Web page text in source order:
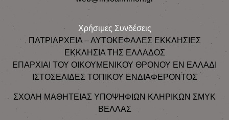
Χρήσιμες Συνδέσεις
ΠΑΤΡΙΑΡΧΕΙΑ – ΑΥΤΟΚΕΦΑΛΕΣ ΕΚΚΛΗΣΙΕΣ
ΕΚΚΛΗΣΙΑ ΤΗΣ ΕΛΛΑΔΟΣ
ΕΠΑΡΧΙΑΙ ΤΟΥ ΟΙΚΟΥΜΕΝΙΚΟΥ ΘΡΟΝΟΥ ΕΝ ΕΛΛΑΔΙ
ΙΣΤΟΣΕΛΙΔΕΣ ΤΟΠΙΚΟΥ ΕΝΔΙΑΦΕΡΟΝΤΟΣ
ΣΧΟΛΗ ΜΑΘΗΤΕΙΑΣ ΥΠΟΨΗΦΙΩΝ ΚΛΗΡΙΚΩΝ ΣΜΥΚ
ΒΕΛΛΑΣ